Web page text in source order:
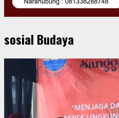
sosial Budaya